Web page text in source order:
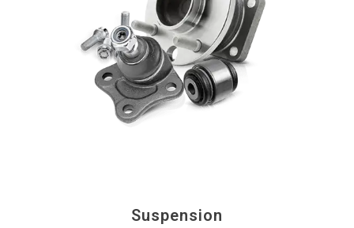
Suspension